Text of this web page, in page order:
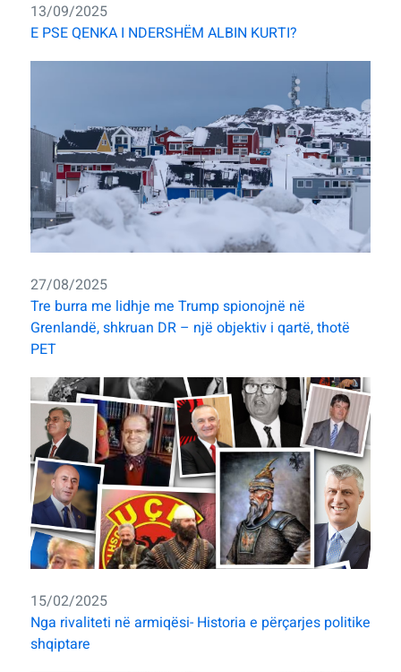
13/09/2025
E PSE QENKA I NDERSHËM ALBIN KURTI?
27/08/2025
Tre burra me lidhje me Trump spionojnë në
Grenlandë, shkruan DR – një objektiv i qartë, thotë
PET
15/02/2025
Nga rivaliteti në armiqësi- Historia e përçarjes politike
shqiptare